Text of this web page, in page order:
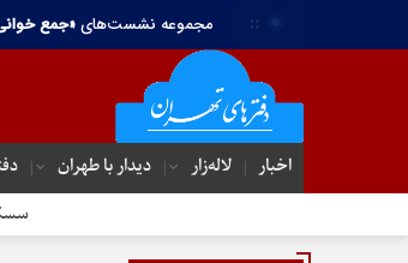
مجموعه نشست‌های«جمع
اخبار لاله‌زار دیدار با طهران
سسک چیف